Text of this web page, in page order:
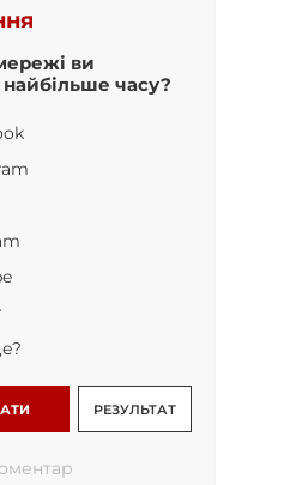
ви
часу?
РЕЗУЛЬТАТ